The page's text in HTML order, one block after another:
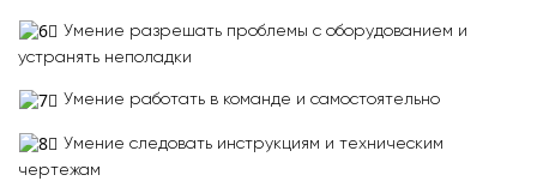
Умение разрешать проблемы с оборудованием и
устранять неполадки
Умение работать в команде и самостоятельно
Умение следовать инструкциям и техническим
чертежам